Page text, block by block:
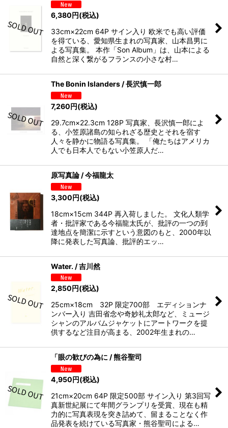
6,380円(税込)
33cm×22cm 64P サイン入り 欧米でも高い評価
を得ている、愛知県生まれの写真家、山本昌男に
よる写真集。 本作「Son Album」は、山本による
自然と深く繋がるフランスの小さな村…
The Bonin Islanders / 長沢慎一郎
7,260円(税込)
29.7cm×22.3cm 128P 写真家、長沢慎一郎によ
る、小笠原諸島の知られざる歴史とそれを宿す
人々を静かに物語る写真集。 「俺たちはアメリカ
人でも日本人でもない小笠原人だ…
原写真論 / 今福龍太
3,300円(税込)
18cm×15cm 344P 再入荷しました。 文化人類学
者・批評家である今福龍太氏が、批評の一つの到
達地点を簡潔に示すという意図のもと、2000年以
降に発表した写真論、批評的エッ…
Water. / 吉川然
2,850円(税込)
25cm×18cm 32P 限定700部 エディションナ
ンバー入り 吉田省念や奇妙礼太郎など、ミュージ
シャンのアルバムジャケットにアートワークを提
供するなど注目が高まる、2002年生まれの…
「眼の歓びの為に / 熊谷聖司
4,950円(税込)
21cm×20cm 64P 限定500部 サイン入り 第3回写
真新世紀展にて年間グランプリを受賞、現在も精
力的に写真表現を突き詰めて、留まることなく作
品発表を続けている写真家・熊谷聖司による…